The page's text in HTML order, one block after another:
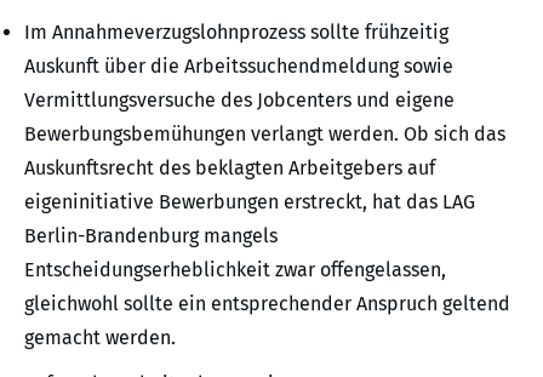
Im Annahmeverzugslohnprozess sollte frühzeitig
Auskunft über die Arbeitssuchendmeldung sowie
Vermittlungsversuche des Jobcenters und eigene
Bewerbungsbemühungen verlangt werden. Ob sich das
Auskunftsrecht des beklagten Arbeitgebers auf
eigeninitiative Bewerbungen erstreckt, hat das LAG
Berlin-Brandenburg mangels
Entscheidungserheblichkeit zwar offengelassen,
gleichwohl sollte ein entsprechender Anspruch geltend
gemacht werden.